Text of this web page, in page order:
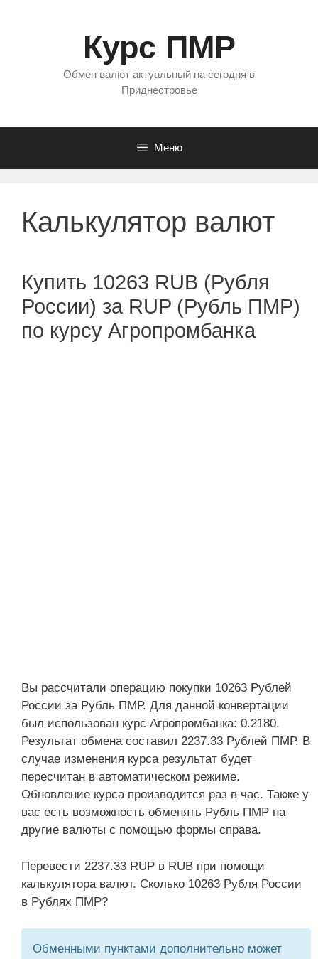
Курс ПМР
Обмен валют актуальный на сегодня в
Приднестровье
Меню
Калькулятор валют
Купить 10263 RUB (Рубля
России) за RUP (Рубль ПМР)
по курсу Агропромбанка
Вы рассчитали операцию покупки 10263 Рублей
России за Рубль ПМР. Для данной конвертации
был использован курс Агропромбанка: 0.2180.
Результат обмена составил 2237.33 Рублей ПМР. В
случае изменения курса результат будет
пересчитан в автоматическом режиме.
Обновление курса производится раз в час. Также у
вас есть возможность обменять Рубль ПМР на
другие валюты с помощью формы справа.
Перевести 2237.33 RUP в RUB при помощи
калькулятора валют. Сколько 10263 Рубля России
в Рублях ПМР?
Обменными пунктами дополнительно может